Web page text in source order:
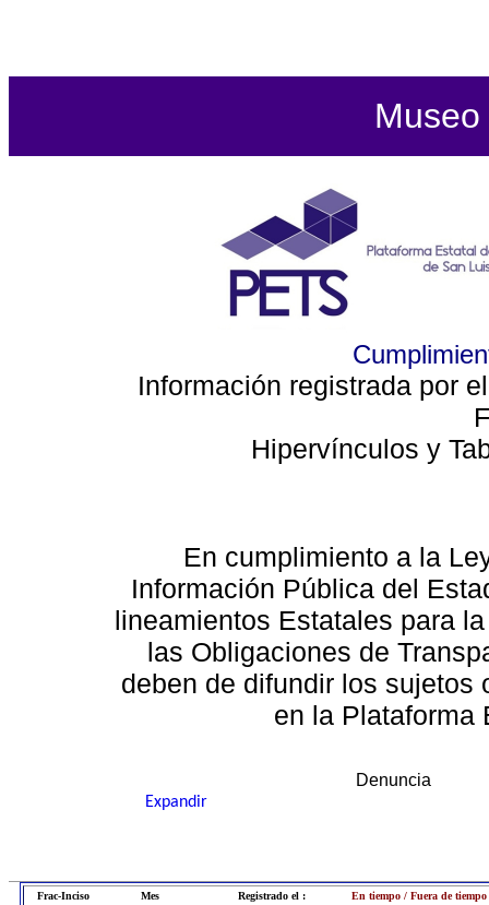
Información registrada por
Hipervínculos y
En cumplimiento a la
Información Pública del
lineamientos Estatales para
las Obligaciones de
deben de difundir los sujetos
en la Plataforma
Denuncia
Expandir
Frac-Inciso Mes Registrado el : En tiempo / Fuera de tiempo